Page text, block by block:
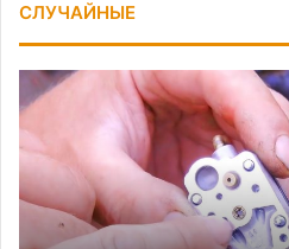
СЛУЧАЙНЫЕ
Почему
бензокоса
перестала
заводится.
Ремонт